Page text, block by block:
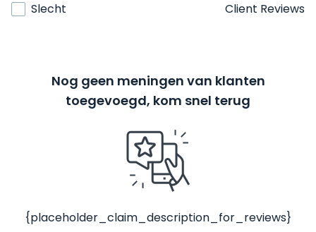
Slecht
Client Reviews
Nog geen meningen van klanten
toegevoegd, kom snel terug
{placeholder_claim_description_for_reviews}